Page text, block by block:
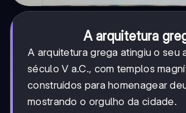
A arquitetura
A arquitetura grega atingiu o seu
século V a.C., com templos
construídos para homenagear
mostrando o orgulho da cidade.